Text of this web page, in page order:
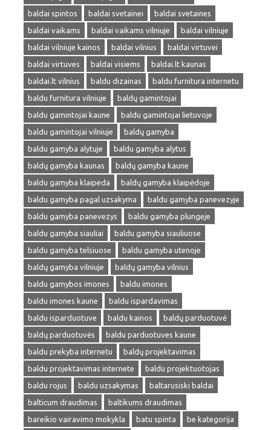
baldai spintos
baldai svetainei
baldai svetaines
baldai vaikams
baldai vaikams vilniuje
baldai vilniuje
baldai vilniuje kainos
baldai vilnius
baldai virtuvei
baldai virtuves
baldai visiems
baldai.lt kaunas
baldai.lt vilnius
baldu dizainas
baldu furnitura internetu
baldu furnitura vilniuje
baldų gamintojai
baldu gamintojai kaune
baldu gamintojai lietuvoje
baldu gamintojai vilniuje
baldų gamyba
baldu gamyba alytuje
baldu gamyba alytus
baldų gamyba kaunas
baldų gamyba kaune
baldu gamyba klaipeda
baldų gamyba klaipėdoje
baldu gamyba pagal uzsakyma
baldu gamyba panevezyje
baldu gamyba panevezys
baldu gamyba plungeje
baldu gamyba siauliai
baldu gamyba siauliuose
baldu gamyba telsiuose
baldu gamyba utenoje
baldų gamyba vilniuje
baldų gamyba vilnius
baldu gamybos imones
baldu imones
baldu imones kaune
baldu ispardavimas
baldu isparduotuve
baldu kainos
baldų parduotuvė
baldų parduotuvės
baldu parduotuves kaune
baldu prekyba internetu
baldų projektavimas
baldu projektavimas internete
baldu projektuotojas
baldu rojus
baldu uzsakymas
baltarusiski baldai
balticum draudimas
baltikums draudimas
bareikio vairavimo mokykla
batu spinta
be kategorija